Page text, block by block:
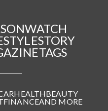
WATCH
STORY
TAGS
HEALTHBEAUTY
FINANCEAND MORE